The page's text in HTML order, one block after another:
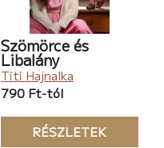
Szömörce és
Libalány
Titi Hajnalka
790 Ft-tól
RÉSZLETEK